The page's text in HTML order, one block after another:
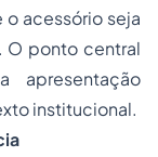
acessório seja
ponto central
apresentação
institucional.